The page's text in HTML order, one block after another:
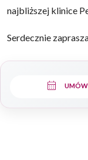
najbliższej klinice
Serdecznie
calendar_month UMÓW